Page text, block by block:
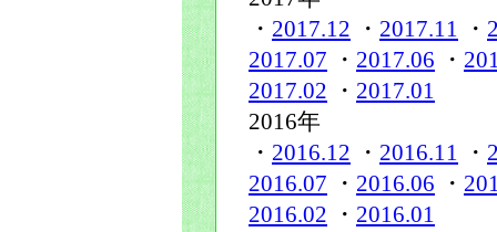
・ 2017.12 ・ 2017.11 ・
2017.07 ・ 2017.06 ・
2017.02 ・ 2017.01
2016年
・ 2016.12 ・ 2016.11 ・
2016.07 ・ 2016.06 ・
2016.02 ・ 2016.01